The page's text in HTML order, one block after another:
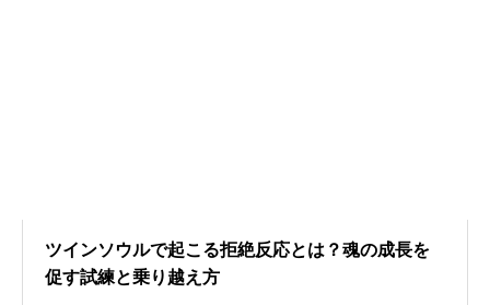
ツインソウルで起こる拒絶反応とは？魂の成長を
促す試練と乗り越え方